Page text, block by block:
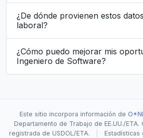
¿De dónde provienen estos
laboral?
¿Cómo puedo mejorar mis
Ingeniero de Software?
Este sitio incorpora información de
Departamento de Trabajo de EE.UU./
registrada de USDOL/ETA.
Estadísticas